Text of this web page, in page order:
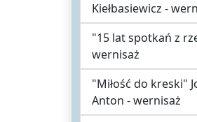
Kiełbasiewicz -
"15 lat spotkań z
wernisaż
"Miłość do kreski"
Anton - wernisaż